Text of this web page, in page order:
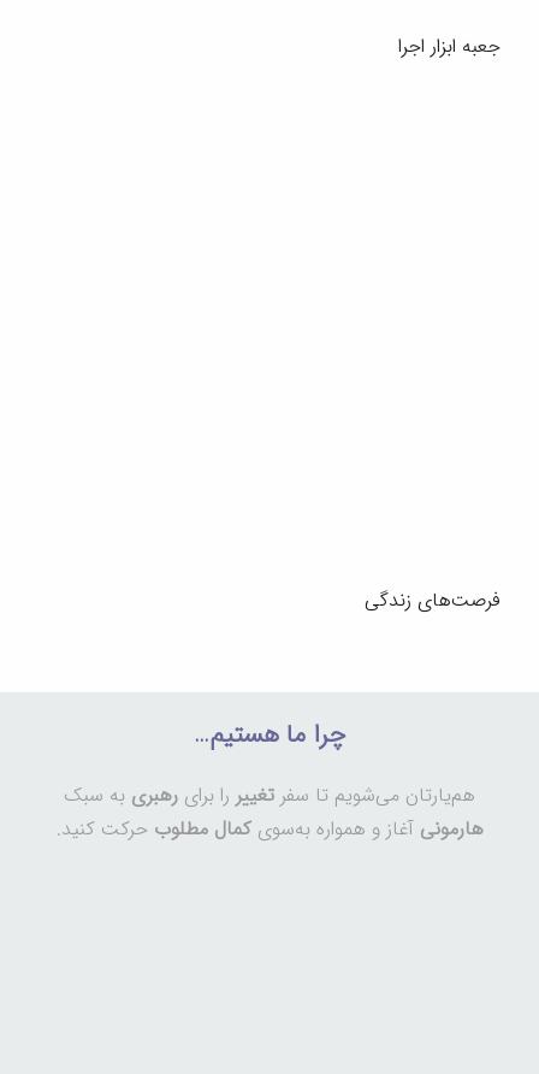
جعبه ابزار اجرا
فرصت‌های زندگی
چرا ما هستیم…
هم‌یارتان می‌شویم تا سفر تغییر را برای رهبری به سبک
هارمونی آغاز و همواره به‌سوی کمال مطلوب حرکت کنید.